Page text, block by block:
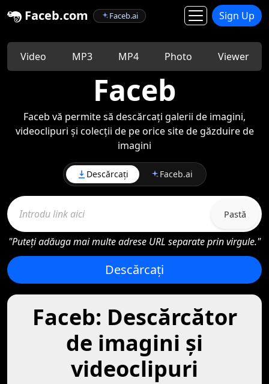
Faceb.com Faceb.ai Sign Up
Video MP3 MP4 Photo Viewer
Faceb
Faceb vă permite să descărcați galerii de imagini,
videoclipuri și colecții de pe orice site de găzduire de
imagini
Descărcați Faceb.ai
Pastă
"Puteți adăuga mai multe adrese URL separate prin virgule."
Descărcați
Faceb: Descărcător
de imagini și
videoclipuri